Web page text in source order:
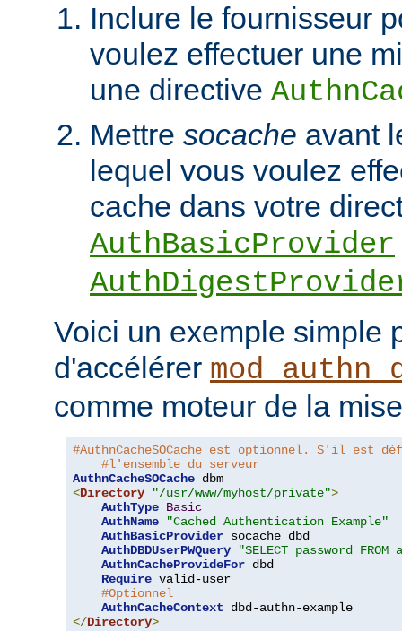
Inclure le fournisseur
voulez effectuer une
une directive
Mettre socache avant
lequel vous voulez
cache dans votre
AuthBasicProvider
Voici un exemple simple
d'accélérer
comme moteur de la
#AuthnCacheSOCache est optionnel. S'il
#l'ensemble du serveur
AuthnCacheSOCache
<Directory "/usr/www/myhost/private">
AuthType Basic
AuthName
"Cached Authentication Example"
AuthBasicProvider socache dbd
AuthDBDUserPWQuery
"SELECT password
AuthnCacheProvideFor dbd
Require valid-user
#Optionnel
AuthnCacheContext
</Directory>